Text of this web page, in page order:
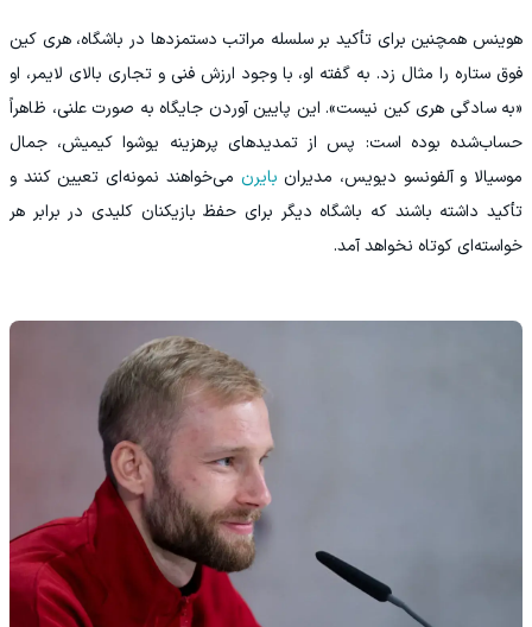
هوینس همچنین برای تأکید بر سلسله‌ مراتب دستمزدها در باشگاه، هری کین
فوق‌ ستاره را مثال زد. به گفته او، با وجود ارزش فنی و تجاری بالای لایمر، او
«به‌ سادگی هری کین نیست». این پایین آوردن جایگاه به‌ صورت علنی، ظاهراً
حساب‌شده بوده است: پس از تمدیدهای پرهزینه یوشوا کیمیش، جمال
موسیالا و آلفونسو دیویس، مدیران بایرن می‌خواهند نمونه‌ای تعیین کنند و
تأکید داشته باشند که باشگاه دیگر برای حفظ بازیکنان کلیدی در برابر هر
خواسته‌ای کوتاه نخواهد آمد.